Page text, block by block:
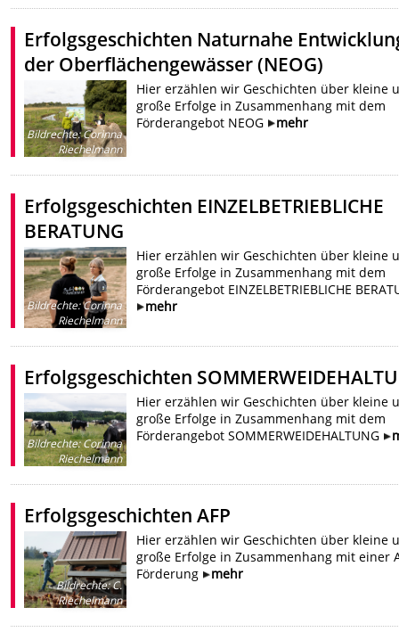
Erfolgsgeschichten Naturnahe
der Oberflächengewässer (NEOG)
Bildrechte:Corinna
Riechelmann
Hier erzählen wir Geschichten über kleine
große Erfolge in Zusammenhang mit dem
Förderangebot NEOG
mehr
Erfolgsgeschichten EINZELBETRIEBLICHE
BERATUNG
Bildrechte:Corinna
Riechelmann
Hier erzählen wir Geschichten über kleine
große Erfolge in Zusammenhang mit dem
Förderangebot EINZELBETRIEBLICHE
mehr
Erfolgsgeschichten
Bildrechte:Corinna
Riechelmann
Hier erzählen wir Geschichten über kleine
große Erfolge in Zusammenhang mit dem
Förderangebot SOMMERWEIDEHALTUNG
Erfolgsgeschichten AFP
Bildrechte:C.
Riechelmann
Hier erzählen wir Geschichten über kleine
große Erfolge in Zusammenhang mit einer
Förderung
mehr